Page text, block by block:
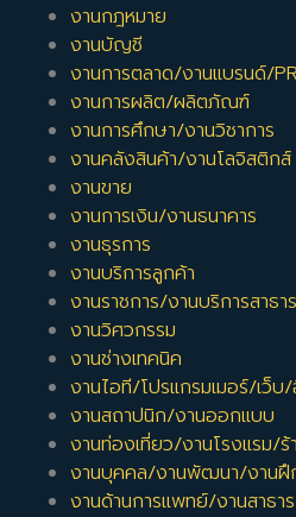
งานกฎหมาย
งานบัญชี
งานการตลาด/งานแบรนด์/PR
งานการผลิต/ผลิตภัณฑ์
งานการศึกษา/งานวิชาการ
งานคลังสินค้า/งานโลจิสติกส์
งานขาย
งานการเงิน/งานธนาคาร
งานธุรการ
งานบริการลูกค้า
งานราชการ/งานบริการสาธ
งานวิศวกรรม
งานช่างเทคนิค
งานไอที/โปรแกรมเมอร์/เว็บ
งานสถาปนิก/งานออกแบบ
งานท่องเที่ยว/งานโรงแรม/ร้
งานบุคคล/งานพัฒนา/งานฝึ
งานด้านการแพทย์/งานสาธา